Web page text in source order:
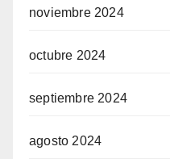
noviembre 2024
octubre 2024
septiembre 2024
agosto 2024